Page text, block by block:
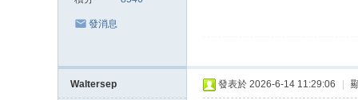
發消息
Waltersep 發表於 2026-6-14 11:29:06